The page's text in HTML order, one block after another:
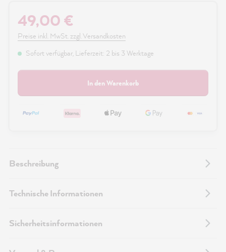
49,00 €
Preise inkl. MwSt. zzgl. Versandkosten
Sofort verfügbar, Lieferzeit: 2 bis 3 Werktage
In den Warenkorb
Beschreibung
Technische Informationen
Sicherheitsinformationen